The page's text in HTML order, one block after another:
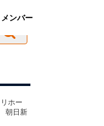
メンバー
ホー
朝日新